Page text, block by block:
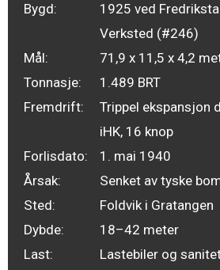
Bygd:
1925 ved
Verksted (#246)
Mål:
71,9 x 11,5 x 4,2
Tonnasje:
1.489 BRT
Fremdrift:
Trippel ekspansjon
iHK, 16 knop
Forlisdato:
1. mai 1940
Årsak:
Senket av tyske
Sted:
Foldvik i Gratangen
Dybde:
18–42 meter
Last:
Lastebiler og